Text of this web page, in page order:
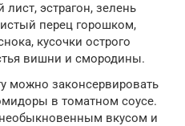
эстрагон, зелень
перец горошком,
кусочки острого
вишни и смородины.
можно законсервировать
в томатном соусе.
вкусом и